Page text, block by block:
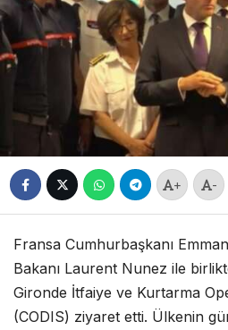
+ -
Fransa Cumhurbaşkanı
Bakanı Laurent Nunez ile
Gironde İtfaiye ve Kurtarma
(CODIS) ziyaret etti. Ülkenin